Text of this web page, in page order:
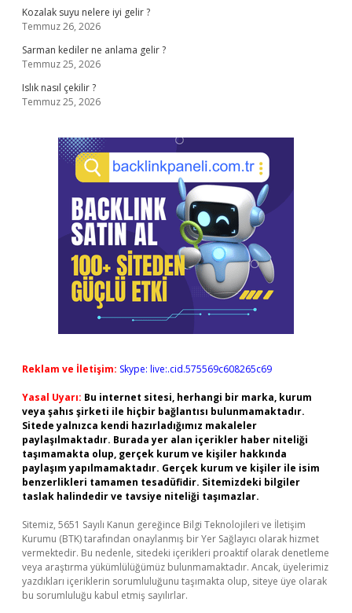
Kozalak suyu nelere iyi gelir ?
Temmuz 26, 2026
Sarman kediler ne anlama gelir ?
Temmuz 25, 2026
Islık nasıl çekilir ?
Temmuz 25, 2026
Reklam ve İletişim: Skype: live:.cid.575569c608265c69
Yasal Uyarı: Bu internet sitesi, herhangi bir marka, kurum
veya şahıs şirketi ile hiçbir bağlantısı bulunmamaktadır.
Sitede yalnızca kendi hazırladığımız makaleler
paylaşılmaktadır. Burada yer alan içerikler haber niteliği
taşımamakta olup, gerçek kurum ve kişiler hakkında
paylaşım yapılmamaktadır. Gerçek kurum ve kişiler ile isim
benzerlikleri tamamen tesadüfidir. Sitemizdeki bilgiler
taslak halindedir ve tavsiye niteliği taşımazlar.
Sitemiz, 5651 Sayılı Kanun gereğince Bilgi Teknolojileri ve İletişim
Kurumu (BTK) tarafından onaylanmış bir Yer Sağlayıcı olarak hizmet
vermektedir. Bu nedenle, sitedeki içerikleri proaktif olarak denetleme
veya araştırma yükümlülüğümüz bulunmamaktadır. Ancak, üyelerimiz
yazdıkları içeriklerin sorumluluğunu taşımakta olup, siteye üye olarak
bu sorumluluğu kabul etmiş sayılırlar.